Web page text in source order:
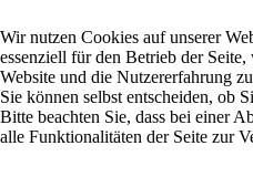
Wir nutzen Cookies auf unserer
essenziell für den Betrieb der
Website und die Nutzererfahrung
Sie können selbst entscheiden, ob
Bitte beachten Sie, dass bei einer
alle Funktionalitäten der Seite zur